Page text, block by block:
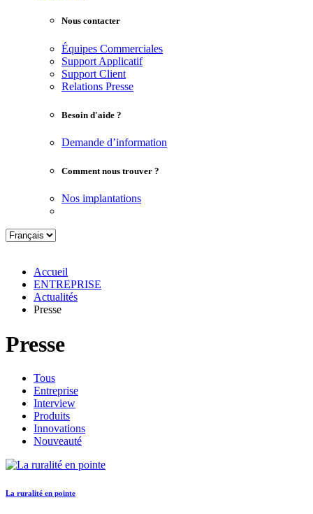
Nous contacter
Équipes Commerciales
Support Applicatif
Support Client
Relations Presse
Besoin d'aide ?
Demande d’information
Comment nous trouver ?
Nos implantations
Accueil
ENTREPRISE
Actualités
Presse
Presse
Tous
Entreprise
Interview
Produits
Innovations
Nouveauté
La ruralité en pointe